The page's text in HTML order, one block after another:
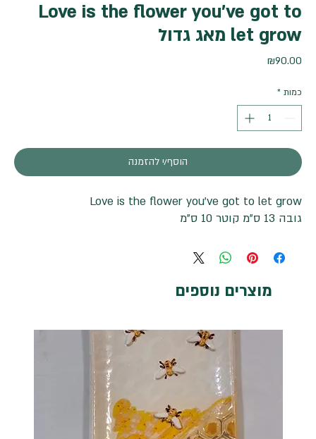
Love is the flower you’ve got to
let grow מאג גדול
₪90.00
כמות *
הוסף/י להזמנה
Love is the flower you’ve got to let grow
גובה 13 ס"מ קוטר 10 ס"מ
מוצרים נוספים